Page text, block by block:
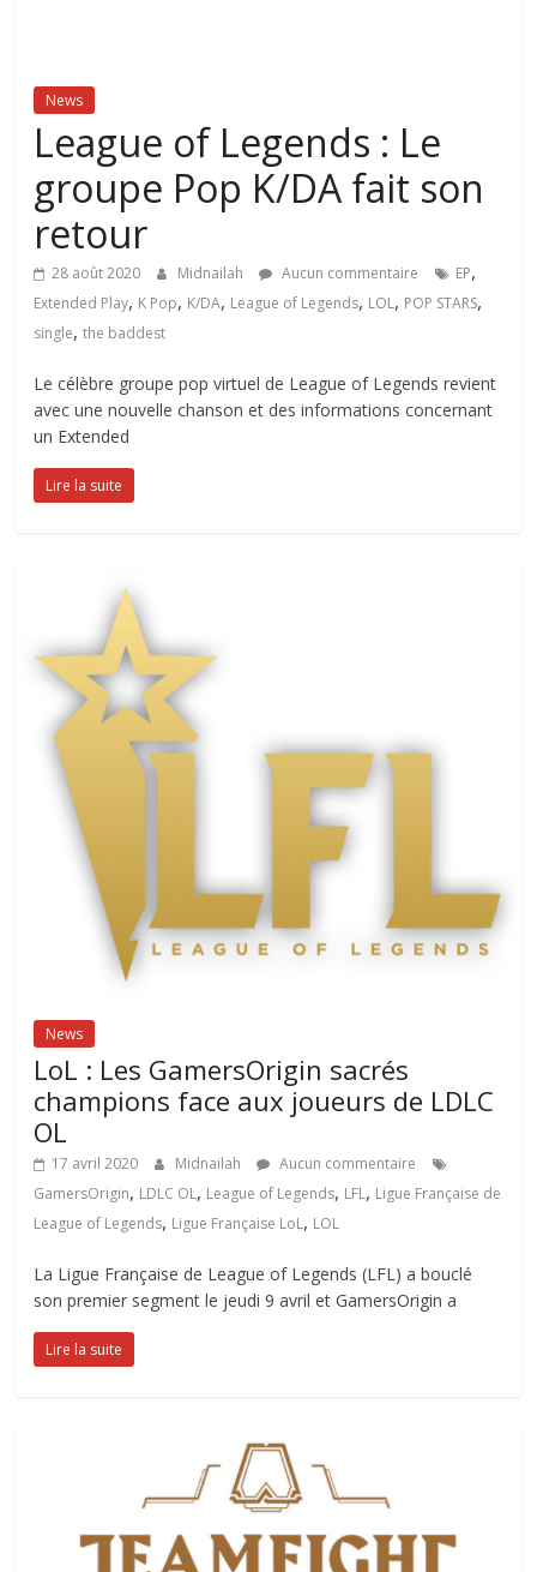
News
League of Legends : Le
groupe Pop K/DA fait son
retour
28 août 2020 Midnailah Aucun commentaire EP,
Extended Play, K Pop, K/DA, League of Legends, LOL, POP STARS,
single,the baddest
Le célèbre groupe pop virtuel de League of Legends revient
avec une nouvelle chanson et des informations concernant
un Extended
Lire la suite
News
LoL : Les GamersOrigin sacrés
champions face aux joueurs de LDLC
OL
17 avril 2020 Midnailah
Aucun commentaire
GamersOrigin, LDLC OL, League of Legends, LFL, Ligue Française de
League of Legends, Ligue Française LoL, LOL
La Ligue Française de League of Legends (LFL) a bouclé
son premier segment le jeudi 9 avril et GamersOrigin a
Lire la suite